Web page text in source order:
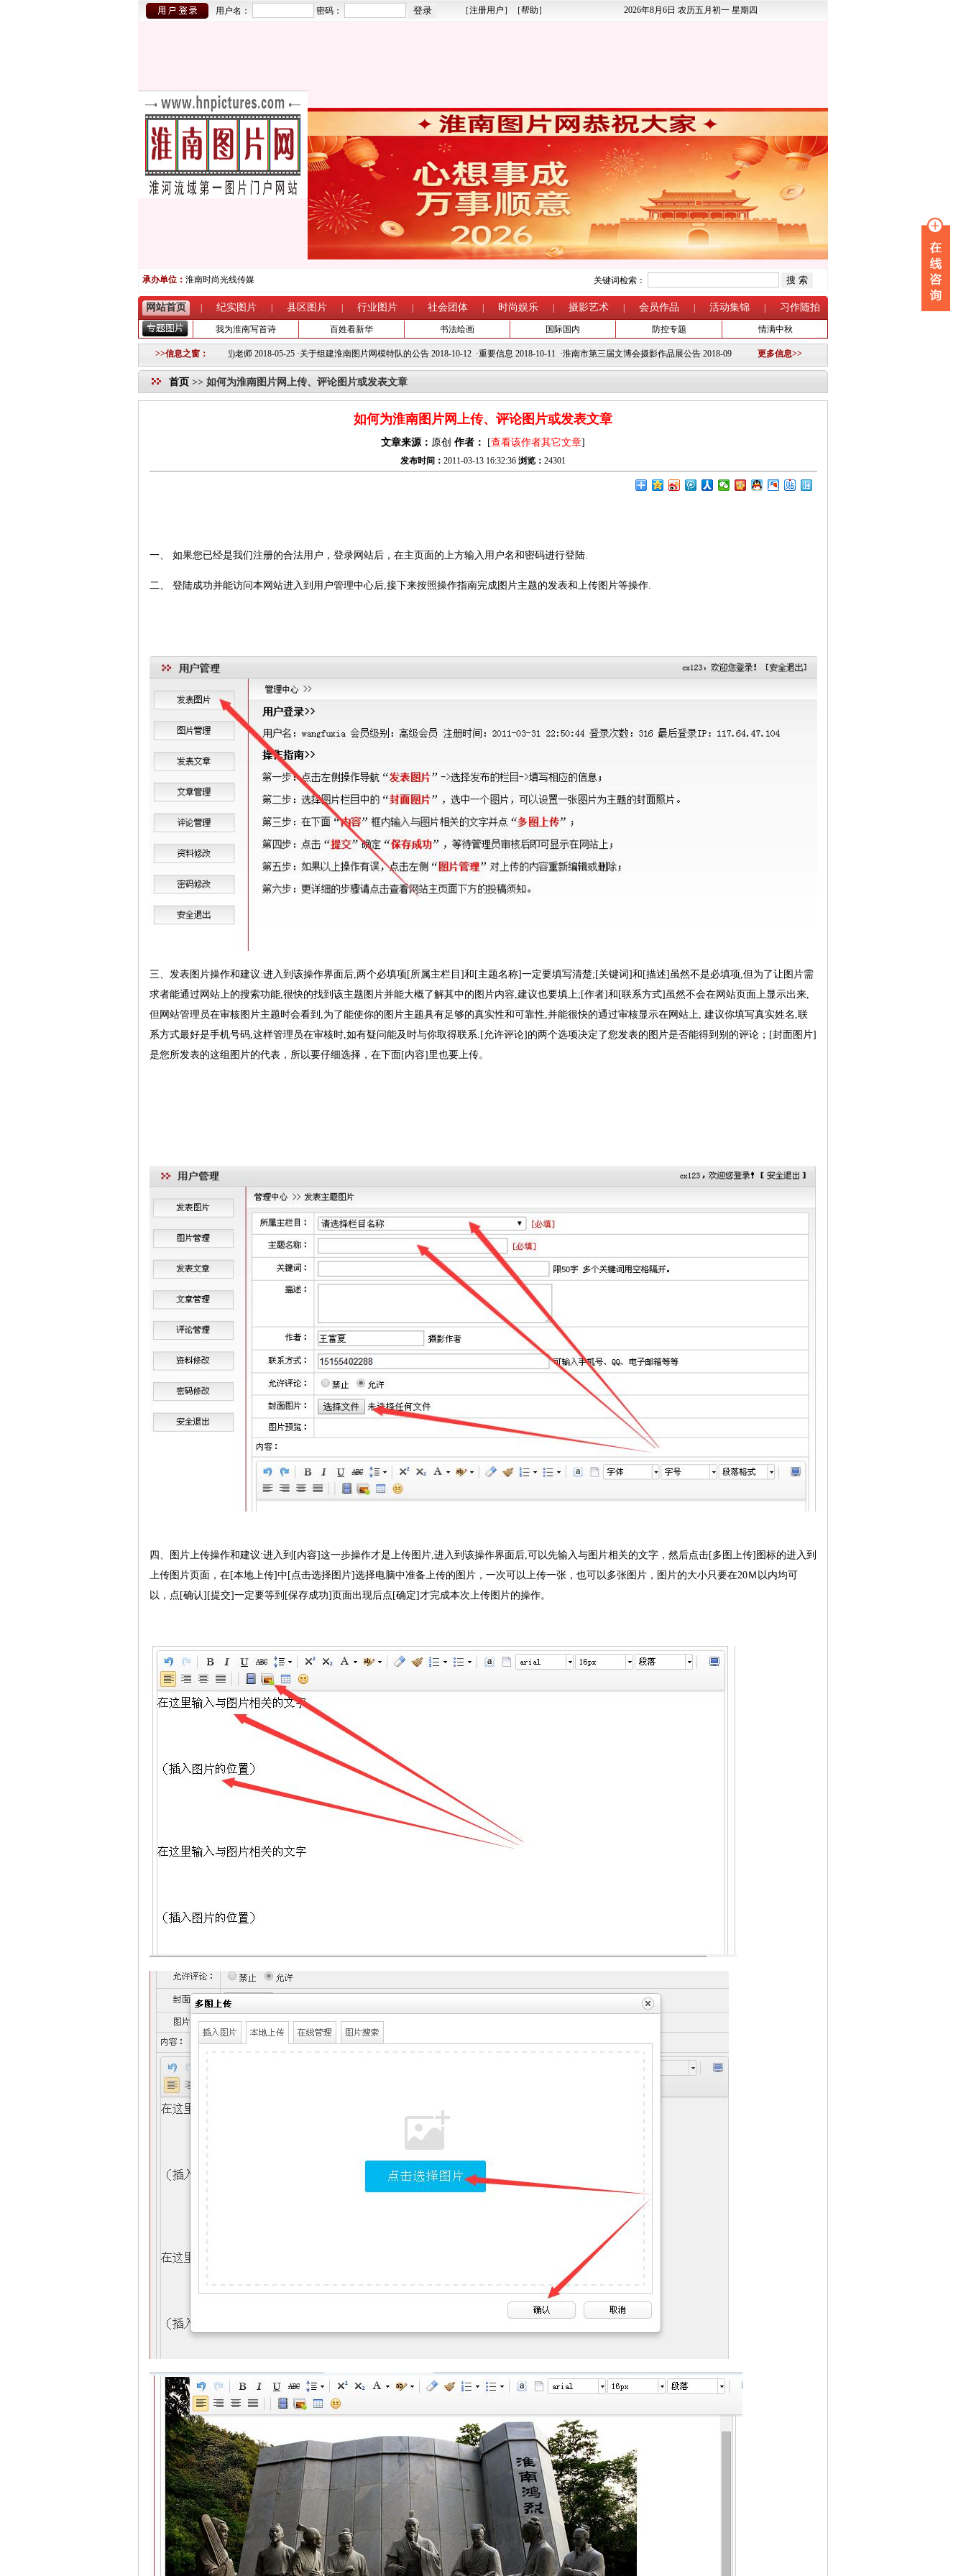
用户名： 密码： ［注册用户 ］［帮助 ］ 2026年8月6日 农历五月初一 星期四
承办单位： 淮南时尚光线传媒 关键词检索：
网站首页 纪实图片 县区图片 行业图片 社会团体 时尚娱乐 摄影艺术 会员作品 活动集锦 习作随拍
我为淮南写首诗 百姓看新华 书法绘画 国际国内 防控专题 情满中秋
>>信息之窗：
沉痛悼念捕影(张勋烈)老师 2018-05-25·关于组建淮南图片网模特队的公告2018-10-12 ·重要信息2018-10-11 ·淮南市第三届文博会摄影作品展公告2018-09-11 ·活动通知 2018-07-05 ·活动通知
更多信息>>
首页 >> 如何为淮南图片网上传、评论图片或发表文章
如何为淮南图片网上传、评论图片或发表文章
文章来源： 原创 作者： [查看该作者其它文章]
发布时间： 2011-03-13 16:32:36 浏览： 24301
一、 如果您已经是我们注册的合法用户，登录网站后，在主页面的上方输入用户名和密码进行登陆.
二、 登陆成功并能访问本网站进入到用户管理中心后,接下来按照操作指南完成图片主题的发表和上传图片等操作.
三、发表图片操作和建议:进入到该操作界面后,两个必填项[所属主栏目]和[主题名称]一定要填写清楚;[关键词]和[描述]虽然不是必填项,但为了让图片需
求者能通过网站上的搜索功能,很快的找到该主题图片并能大概了解其中的图片内容,建议也要填上;[作者]和[联系方式]虽然不会在网站页面上显示出来,
但网站管理员在审核图片主题时会看到,为了能使你的图片主题具有足够的真实性和可靠性,并能很快的通过审核显示在网站上, 建议你填写真实姓名,联
系方式最好是手机号码,这样管理员在审核时,如有疑问能及时与你取得联系.[允许评论]的两个选项决定了您发表的图片是否能得到别的评论；[封面图片]
是您所发表的这组图片的代表，所以要仔细选择，在下面[内容]里也要上传。
四、图片上传操作和建议:进入到[内容]这一步操作才是上传图片,进入到该操作界面后,可以先输入与图片相关的文字，然后点击[多图上传]图标的进入到
上传图片页面，在[本地上传]中[点击选择图片]选择电脑中准备上传的图片，一次可以上传一张，也可以多张图片，图片的大小只要在20Ｍ以内均可
以，点[确认][提交]一定要等到[保存成功]页面出现后点[确定]才完成本次上传图片的操作。